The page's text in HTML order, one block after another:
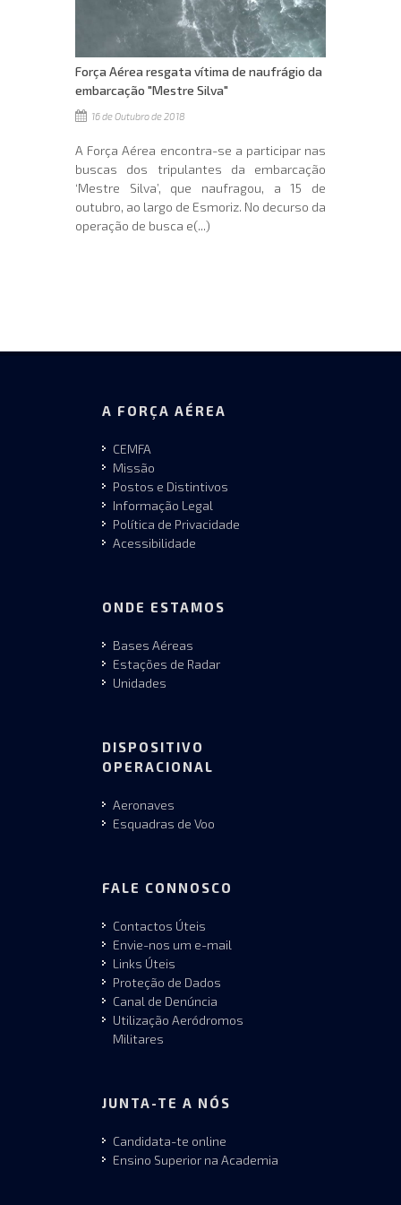
Força Aérea resgata vítima de naufrágio da
embarcação "Mestre Silva"
16 de Outubro de 2018
A Força Aérea encontra-se a participar nas
buscas dos tripulantes da embarcação
‘Mestre Silva’, que naufragou, a 15 de
outubro, ao largo de Esmoriz. No decurso da
operação de busca e(...)
A FORÇA AÉREA
CEMFA
Missão
Postos e Distintivos
Informação Legal
Política de Privacidade
Acessibilidade
ONDE ESTAMOS
Bases Aéreas
Estações de Radar
Unidades
DISPOSITIVO
OPERACIONAL
Aeronaves
Esquadras de Voo
FALE CONNOSCO
Contactos Úteis
Envie-nos um e-mail
Links Úteis
Proteção de Dados
Canal de Denúncia
Utilização Aeródromos
Militares
JUNTA-TE A NÓS
Candidata-te online
Ensino Superior na Academia